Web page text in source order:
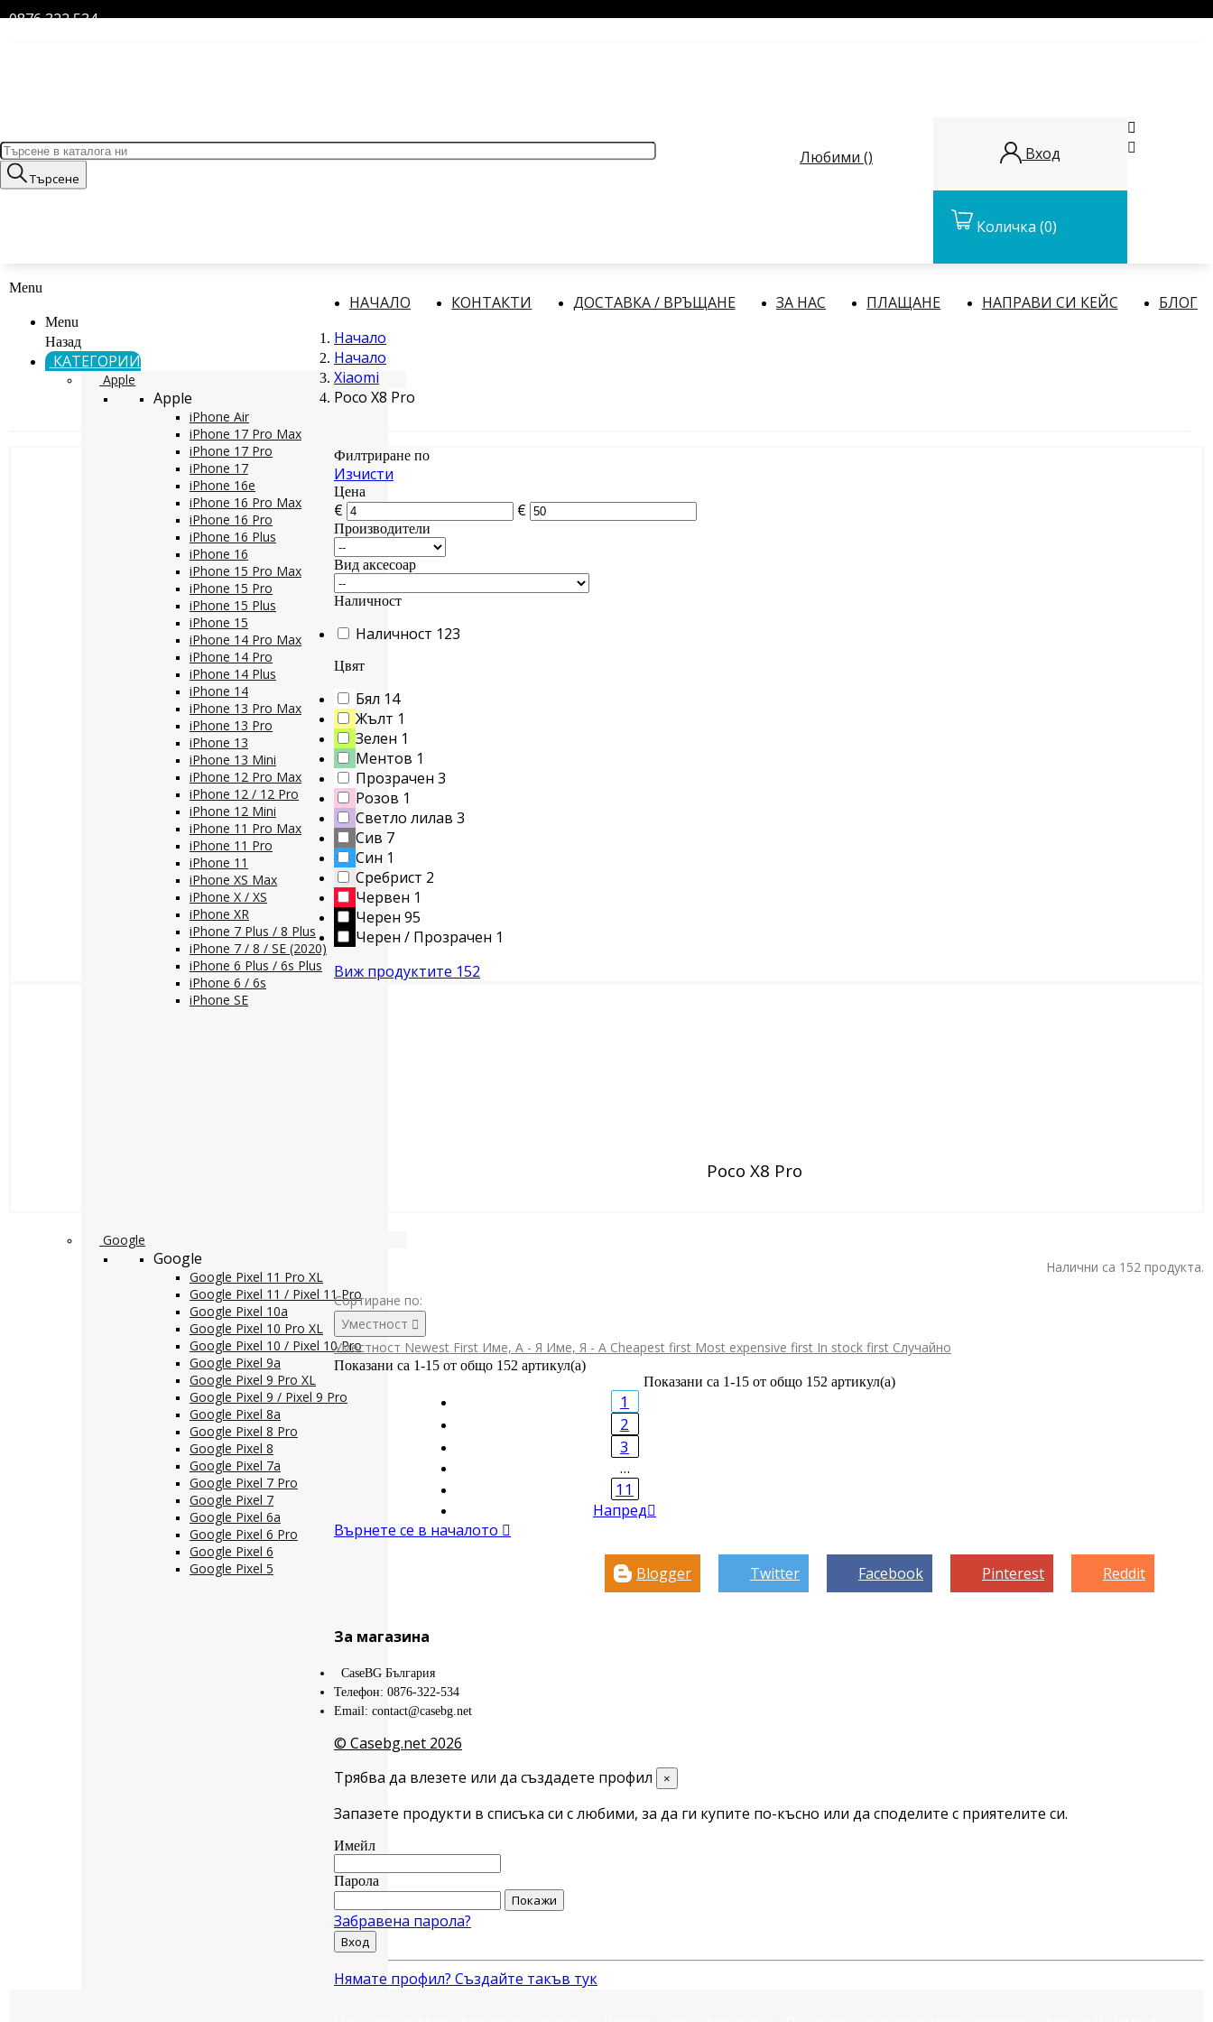
0876 322 534
Търсене
Любими () Вход
Количка (0)


Menu
Menu
Назад
КАТЕГОРИИ
Apple
Apple
iPhone Air
iPhone 17 Pro Max
iPhone 17 Pro
iPhone 17
iPhone 16e
iPhone 16 Pro Max
iPhone 16 Pro
iPhone 16 Plus
iPhone 16
iPhone 15 Pro Max
iPhone 15 Pro
iPhone 15 Plus
iPhone 15
iPhone 14 Pro Max
iPhone 14 Pro
iPhone 14 Plus
iPhone 14
iPhone 13 Pro Max
iPhone 13 Pro
iPhone 13
iPhone 13 Mini
iPhone 12 Pro Max
iPhone 12 / 12 Pro
iPhone 12 Mini
iPhone 11 Pro Max
iPhone 11 Pro
iPhone 11
iPhone XS Max
iPhone X / XS
iPhone XR
iPhone 7 Plus / 8 Plus
iPhone 7 / 8 / SE (2020)
iPhone 6 Plus / 6s Plus
iPhone 6 / 6s
iPhone SE
Google
Google
Google Pixel 11 Pro XL
Google Pixel 11 / Pixel 11 Pro
Google Pixel 10a
Google Pixel 10 Pro XL
Google Pixel 10 / Pixel 10 Pro
Google Pixel 9a
Google Pixel 9 Pro XL
Google Pixel 9 / Pixel 9 Pro
Google Pixel 8a
Google Pixel 8 Pro
Google Pixel 8
Google Pixel 7a
Google Pixel 7 Pro
Google Pixel 7
Google Pixel 6a
Google Pixel 6 Pro
Google Pixel 6
Google Pixel 5
НАЧАЛО КОНТАКТИ ДОСТАВКА / ВРЪЩАНЕ ЗА НАС ПЛАЩАНЕ НАПРАВИ СИ КЕЙС
БЛОГ
Начало
Начало
Xiaomi
Poco X8 Pro
Филтриране по
Изчисти
Цена
€ €
Производители
Вид аксесоар
Наличност
Наличност 123
Цвят
Бял 14
Жълт 1
Зелен 1
Ментов 1
Прозрачен 3
Розов 1
Светло лилав 3
Сив 7
Син 1
Сребрист 2
Червен 1
Черен 95
Черен / Прозрачен 1
Виж продуктите 152
Poco X8 Pro
Налични са 152 продукта.
Сортиране по:
Уместност 
Уместност Newest First Име, А - Я Име, Я - А Cheapest first Most expensive first In stock first Случайно
Показани са 1-15 от общо 152 артикул(а)
Показани са 1-15 от общо 152 артикул(а)
1
2
3
…
11
Напред
Върнете се в началото 
Blogger Twitter Facebook Pinterest Reddit
За магазина
CaseBG България
Телефон: 0876-322-534
Email: contact@casebg.net
© Casebg.net 2026
Трябва да влезете или да създадете профил
×
Запазете продукти в списъка си с любими, за да ги купите по-късно или да споделите с приятелите си.
Имейл
Парола
Покажи
Забравена парола?
Вход
Нямате профил? Създайте такъв тук